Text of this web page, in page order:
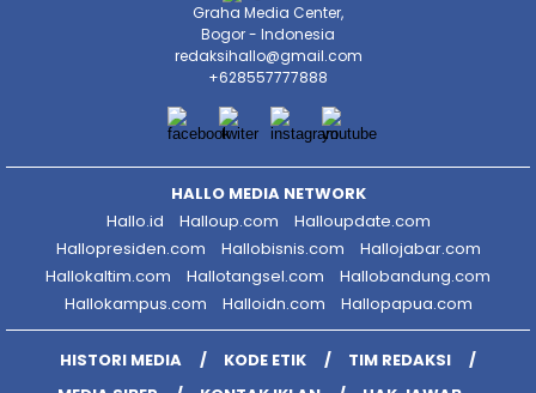
Graha Media Center,
Bogor - Indonesia
redaksihallo@gmail.com
+628557777888
HALLO MEDIA NETWORK
Hallo.id
Halloup.com
Halloupdate.com
Hallopresiden.com
Hallobisnis.com
Hallojabar.com
Hallokaltim.com
Hallotangsel.com
Hallobandung.com
Hallokampus.com
Halloidn.com Hallopapua.com
HISTORI MEDIA KODE ETIK
TIM REDAKSI